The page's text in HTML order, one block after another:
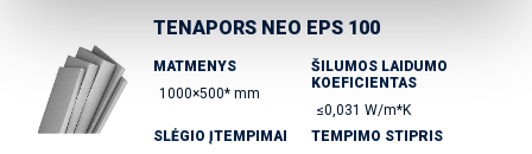
TENAPORS NEO EPS 100
MATMENYS
1000×500* mm
ŠILUMOS LAIDUMO
KOEFICIENTAS
≤0,031 W/m*K
SLĖGIO ĮTEMPIMAI
TEMPIMO STIPRIS